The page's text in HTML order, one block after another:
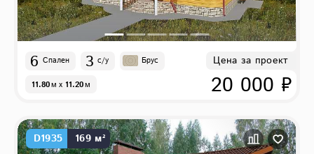
6 Спален 3 с/у Брус
11.80м x 11.20м
Цена за проект
20 000 ₽
D1935 169 м²